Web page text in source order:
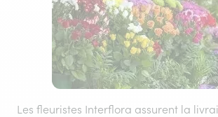
Les fleuristes Interflora assurent la